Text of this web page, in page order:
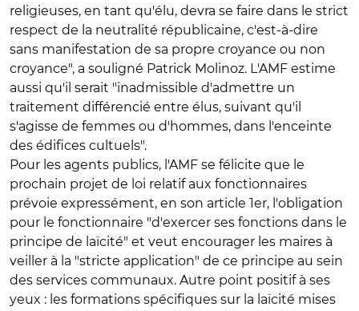
religieuses, en tant qu'élu, devra se faire dans le strict
respect de la neutralité républicaine, c'est-à-dire
sans manifestation de sa propre croyance ou non
croyance", a souligné Patrick Molinoz. L'AMF estime
aussi qu'il serait "inadmissible d'admettre un
traitement différencié entre élus, suivant qu'il
s'agisse de femmes ou d'hommes, dans l'enceinte
des édifices cultuels".
Pour les agents publics, l'AMF se félicite que le
prochain projet de loi relatif aux fonctionnaires
prévoie expressément, en son article 1er, l'obligation
pour le fonctionnaire "d'exercer ses fonctions dans le
principe de laïcité" et veut encourager les maires à
veiller à la "stricte application" de ce principe au sein
des services communaux. Autre point positif à ses
yeux : les formations spécifiques sur la laïcité mises